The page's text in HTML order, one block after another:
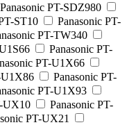
Panasonic PT-SDZ980
ST10
Panasonic PT-
PT-TW340
Panasonic PT-
PT-U1X66
U1X86
Panasonic PT-
PT-U1X93
UX10
Panasonic PT-
PT-UX21